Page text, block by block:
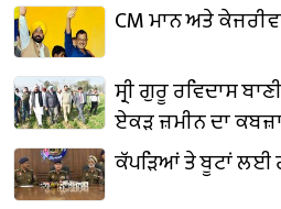
CM ਮਾਨ ਅਤੇ
ਸ੍ਰੀ ਗੁਰੂ ਰਵਿਦਾਸ
ਏਕੜ ਜ਼ਮੀਨ ਦਾ
ਕੱਪੜਿਆਂ ਤੇ ਬੂਟਾਂ ਲਈ